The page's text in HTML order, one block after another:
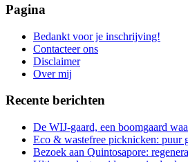
zoeken
Pagina
Bedankt voor je inschrijving!
Contacteer ons
Disclaimer
Over mij
Recente berichten
De WIJ-gaard, een boomgaard
Eco & wastefree picknicken: puur
Bezoek aan Quintosapore: